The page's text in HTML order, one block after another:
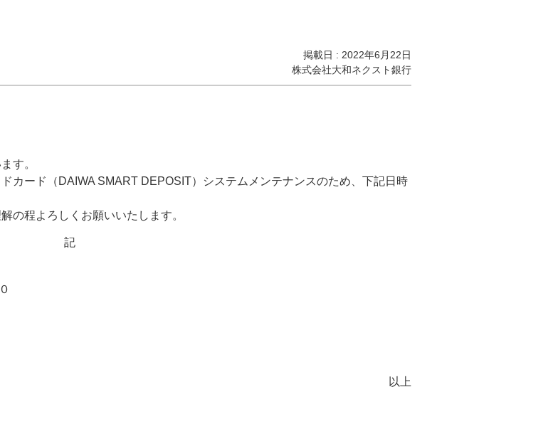
掲載日 : 2022年6月22日
株式会社大和ネクスト銀行
す。
カード（DAIWA SMART DEPOSIT）システムメンテナンスのため、下記日時
の程よろしくお願いいたします。
記
以上